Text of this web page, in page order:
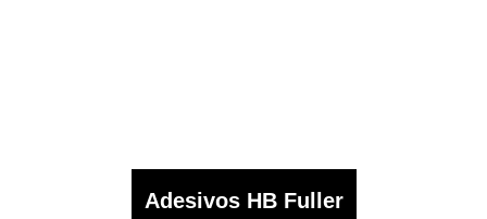
Adesivos HB Fuller